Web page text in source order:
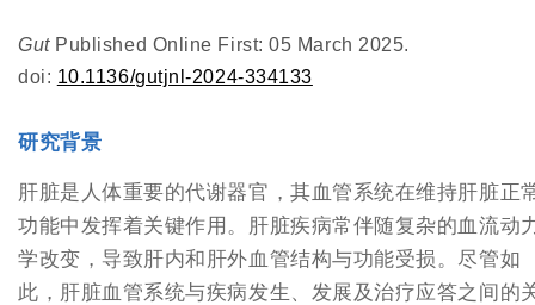
Gut Published Online First: 05 March 2025.
doi: 10.1136/gutjnl-2024-334133
研究背景
肝脏是人体重要的代谢器官，其血管系统在维持肝脏正
功能中发挥着关键作用。肝脏疾病常伴随复杂的血流动
学改变，导致肝内和肝外血管结构与功能受损。尽管如
此，肝脏血管系统与疾病发生、发展及治疗应答之间的